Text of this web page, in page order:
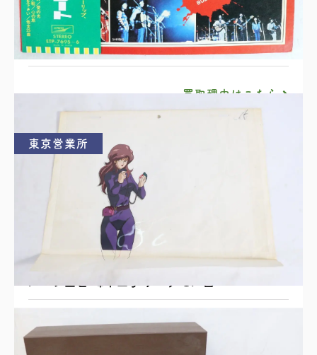
ラブジェネレーション・ライヴコンサート オフ
コース・加藤和彦とサディスティックミカバンド
レコード2枚組
買取理由はこちら
東京営業所
買取理由はこちら